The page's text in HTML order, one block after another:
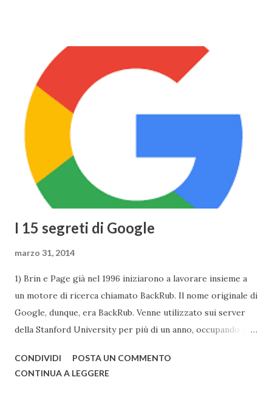
disponibili alla vendita. Il nuovo Air è veramente
sorprendente, sia in fatto di design che di prestazioni: lo
spessore, già minimo, è stato ulteriormente ridotto fino a
13,1mm, il TouchPad funziona adesso grazie alla tecnologia
Taptic Engine , che permette di rilevare la pesantezza del
tocco, il Display si baserà sulla tecnologia Retina ed avrà
una risoluzione di 2304x1440 . Tuttavia Apple per
ottimizzare ...
I 15 segreti di Google
marzo 31, 2014
1) Brin e Page già nel 1996 iniziarono a lavorare insieme a
un motore di ricerca chiamato BackRub. Il nome originale di
Google, dunque, era BackRub. Venne utilizzato sui server
della Stanford University per più di un anno, occupando alla
all'università. Una pagina del fratello maggiore di Google è
CONDIVIDI
POSTA UN COMMENTO
CONTINUA A LEGGERE